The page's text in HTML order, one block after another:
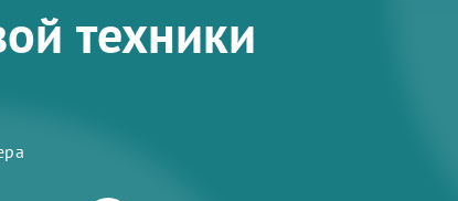
техники